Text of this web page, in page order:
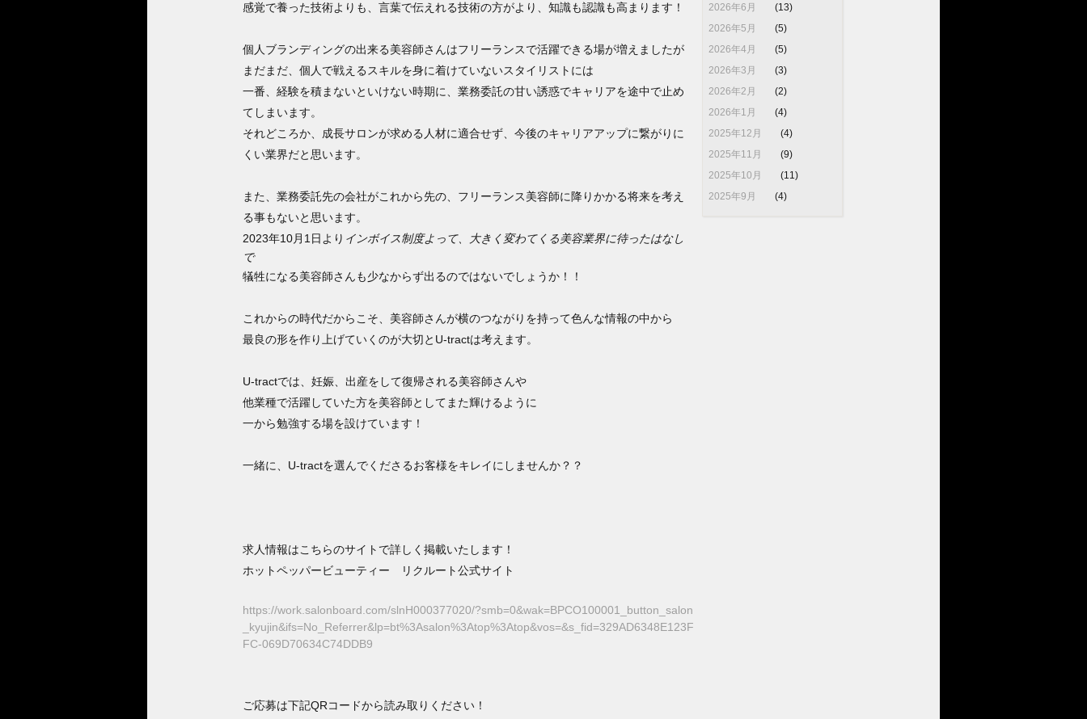
感覚で養った技術よりも、言葉で伝えれる技術の方がより、知識も認識も高まります！
個人ブランディングの出来る美容師さんはフリーランスで活躍できる場が増えましたが
まだまだ、個人で戦えるスキルを身に着けていないスタイリストには
一番、経験を積まないといけない時期に、業務委託の甘い誘惑でキャリアを途中で止め
てしまいます。
それどころか、成長サロンが求める人材に適合せず、今後のキャリアアップに繋がりに
くい業界だと思います。
また、業務委託先の会社がこれから先の、フリーランス美容師に降りかかる将来を考え
る事もないと思います。
2023年10月1日より インボイス制度よって、大きく変わてくる美容業界に待ったはなし
で
犠牲になる美容師さんも少なからず出るのではないでしょうか！！
これからの時代だからこそ、美容師さんが横のつながりを持って色んな情報の中から
最良の形を作り上げていくのが大切とU-tractは考えます。
U-tractでは、妊娠、出産をして復帰される美容師さんや
他業種で活躍していた方を美容師としてまた輝けるように
一から勉強する場を設けています！
一緒に、U-tractを選んでくださるお客様をキレイにしませんか？？
求人情報はこちらのサイトで詳しく掲載いたします！
ホットペッパービューティー リクルート公式サイト
https://work.salonboard.com/slnH000377020/?smb=0&wak=BPCO100001_button_salon
_kyujin&ifs=No_Referrer&lp=bt%3Asalon%3Atop%3Atop&vos=&s_fid=329AD6348E123F
FC-069D70634C74DDB9
ご応募は下記QRコードから読み取りください！
2026年6月
(13)
2026年5月
(5)
2026年4月
(5)
2026年3月
(3)
2026年2月
(2)
2026年1月
(4)
2025年12月
(4)
2025年11月
(9)
2025年10月
(11)
2025年9月
(4)